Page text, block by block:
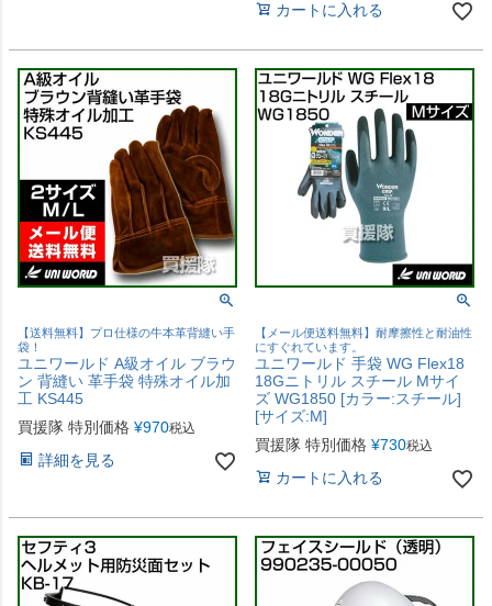
カートに入れる
【送料無料】プロ仕様の牛本革背縫い手
袋！
ユニワールド A級オイル ブラウ
ン 背縫い 革手袋 特殊オイル加
工 KS445
買援隊 特別価格 ¥970税込
詳細を見る
【メール便送料無料】耐摩擦性と耐油性
にすぐれています。
ユニワールド 手袋 WG Flex18
18Gニトリル スチール Mサイ
ズ WG1850 [カラー:スチール]
[サイズ:M]
買援隊 特別価格 ¥730税込
カートに入れる